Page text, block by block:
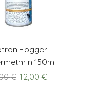
Fogger
150ml
Agroza
€ Original
12,00 €Current